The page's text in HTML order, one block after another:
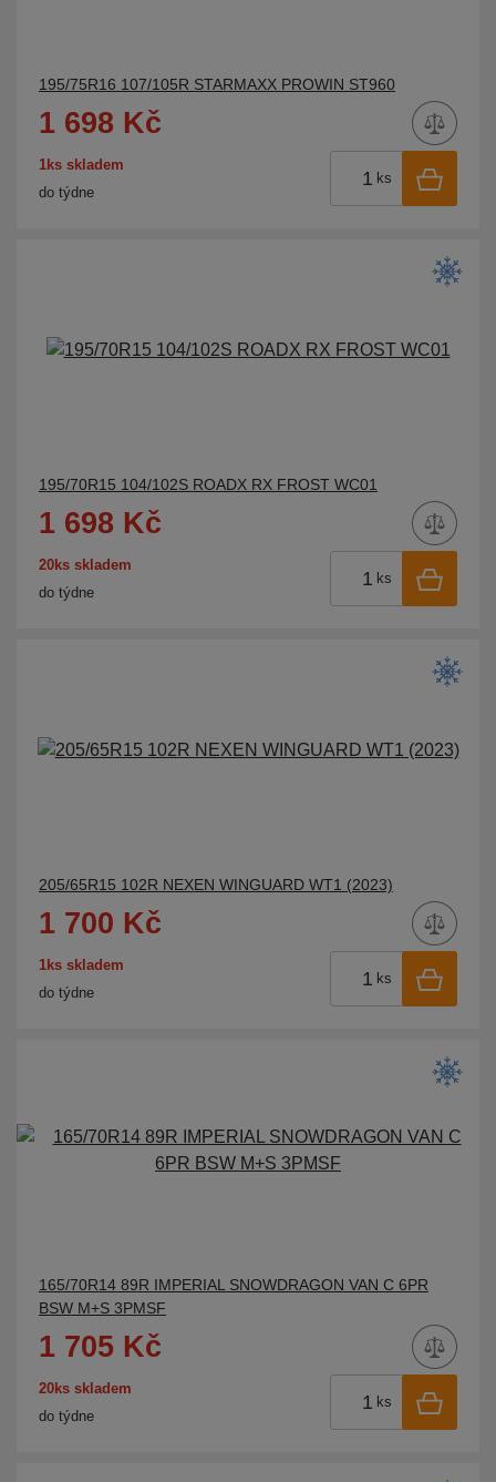
195/75R16 107/105R STARMAXX PROWIN ST960
1 698 Kč
1ks skladem
do týdne
ks
195/70R15 104/102S ROADX RX FROST WC01
1 698 Kč
20ks skladem
do týdne
ks
205/65R15 102R NEXEN WINGUARD WT1 (2023)
1 700 Kč
1ks skladem
do týdne
ks
165/70R14 89R IMPERIAL SNOWDRAGON VAN C 6PR
BSW M+S 3PMSF
1 705 Kč
20ks skladem
do týdne
ks